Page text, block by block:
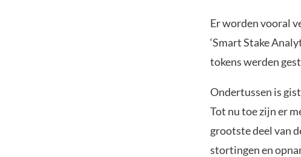
Er worden vooral
‘Smart Stake
tokens werden
Ondertussen is
Tot nu toe zijn er
grootste deel van
stortingen en